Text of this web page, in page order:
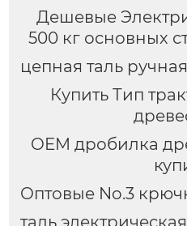
Дешевые
500 кг основных
цепная таль ручная
Купить Тип
OEM дробилка
Оптовые No.3
таль